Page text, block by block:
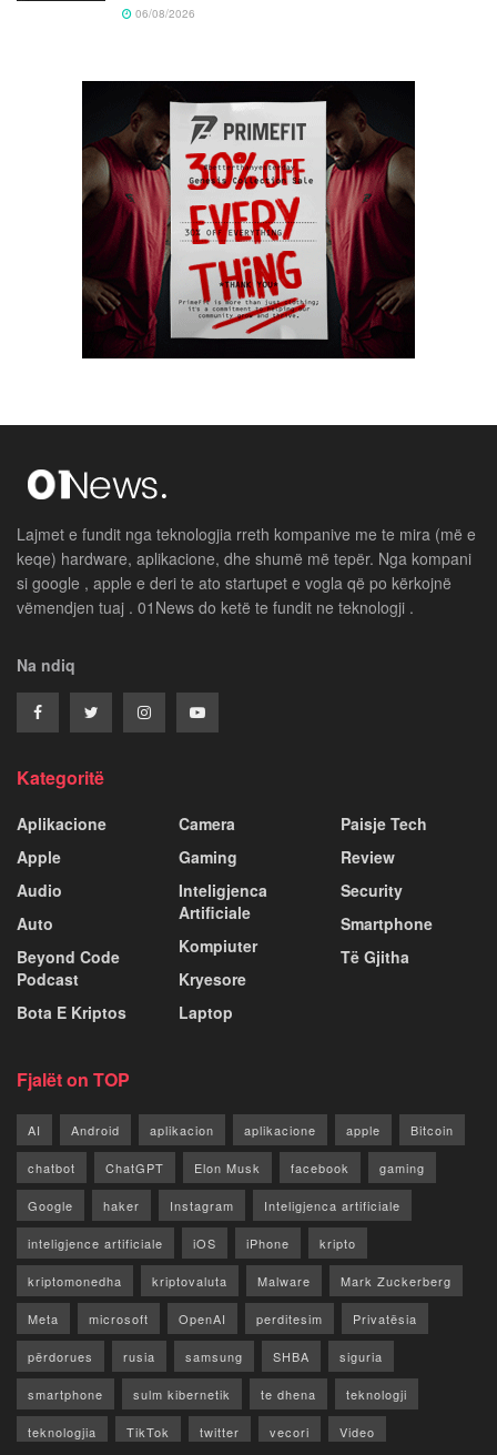
06/08/2026
Lajmet e fundit nga teknologjia rreth kompanive me te mira (më e
keqe) hardware, aplikacione, dhe shumë më tepër. Nga kompani
si google , apple e deri te ato startupet e vogla që po kërkojnë
vëmendjen tuaj . 01News do ketë te fundit ne teknologji .
Na ndiq
Kategoritë
Aplikacione
Apple
Audio
Auto
Beyond Code
Podcast
Bota E Kriptos
Camera
Gaming
Inteligjenca
Artificiale
Kompiuter
Kryesore
Laptop
Paisje Tech
Review
Security
Smartphone
Të Gjitha
Fjalët on TOP
AI Android aplikacion aplikacione apple Bitcoin
chatbot ChatGPT Elon Musk facebook gaming
Google haker Instagram Inteligjenca artificiale
inteligjence artificiale iOS iPhone kripto
kriptomonedha kriptovaluta Malware Mark Zuckerberg
Meta microsoft OpenAI perditesim Privatësia
përdorues rusia samsung SHBA siguria
smartphone sulm kibernetik te dhena teknologji
teknologjia TikTok twitter vecori Video